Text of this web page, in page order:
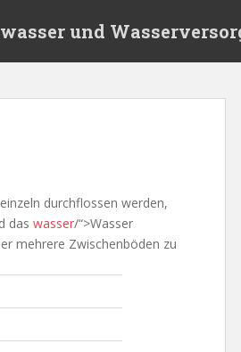
und
durchflossen werden,
das wasser/“>Wasser
mehrere Zwischenböden zu